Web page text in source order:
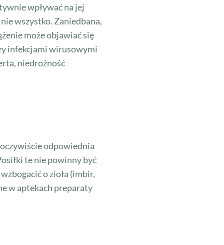
wpływać na jej
wszystko. Zaniedbana,
może objawiać się
infekcjami wirusowymi
niedrożność
odpowiednia
te nie powinny być
o zioła (imbir,
w aptekach preparaty